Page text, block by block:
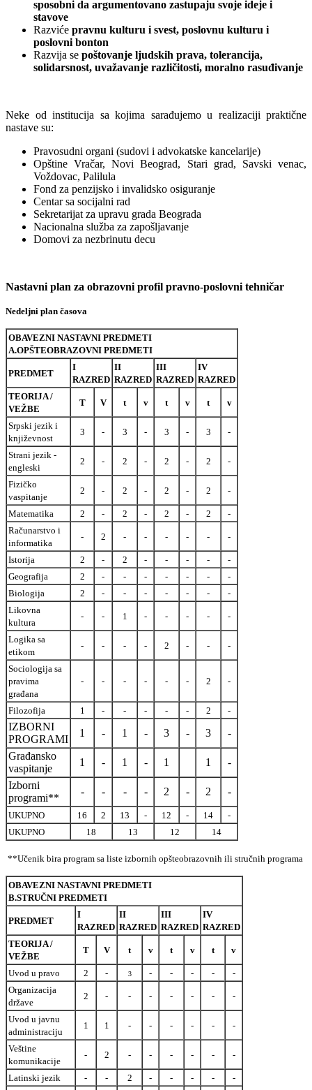
sposobni da argumentovano zastupaju svoje ideje i
stavove
Razviće pravnu kulturu i svest, poslovnu kulturu i
poslovni bonton
Razvija se poštovanje ljudskih prava, tolerancija,
solidarsnost, uvažavanje različitosti, moralno rasuđivanje
Neke od institucija sa kojima sarađujemo u realizaciji praktične
nastave su:
Pravosudni organi (sudovi i advokatske kancelarije)
Opštine Vračar, Novi Beograd, Stari grad, Savski venac,
Voždovac, Palilula
Fond za penzijsko i invalidsko osiguranje
Centar sa socijalni rad
Sekretarijat za upravu grada Beograda
Nacionalna služba za zapošljavanje
Domovi za nezbrinutu decu
Nastavni plan za obrazovni profil pravno-poslovni tehničar
Nedeljni plan časova
OBAVEZNI NASTAVNI PREDMETI
A.OPŠTEOBRAZOVNI PREDMETI
PREDMET
I
RAZRED
II
RAZRED
III
RAZRED
IV
RAZRED
TEORIJA /
VEŽBE
T V t v t v t v
Srpski jezik i
književnost
3 - 3 - 3 - 3 -
Strani jezik -
engleski
2 - 2 - 2 - 2 -
Fizičko
vaspitanje
2 - 2 - 2 - 2 -
Matematika 2 - 2 - 2 - 2
-
Računarstvo i
informatika
- 2 - - - - - -
Istorija 2 - 2 - - - -
-
Geografija
2 - - - - - -
-
Biologija
2 - - - - - -
-
Likovna
kultura
- - 1 - - - - -
Logika sa
etikom
- - - - 2 - - -
Sociologija sa
pravima
građana
- - - - - - 2 -
Filozofija 1 - - - - - 2 -
IZBORNI
PROGRAMI
1 - 1 - 3 - 3
-
Građansko
vaspitanje
1 - 1 - 1 1
-
Izborni
programi**
- - - - 2 - 2 -
UKUPNO 16 2 13 - 12 - 14
-
UKUPNO
18 13 12 14
**Učenik bira program sa liste izbornih opšteobrazovnih ili stručnih programa
OBAVEZNI NASTAVNI PREDMETI
B.STRUČNI PREDMETI
PREDMET
I
RAZRED
II
RAZRED
III
RAZRED
IV
RAZRED
TEORIJA /
VEŽBE
T V t v t v t v
Uvod u pravo 2 - 3 - - - -
-
Organizacija
države
2 - - - - - - -
Uvod u javnu
administraciju
1 1 - - - - - -
Veštine
komunikacije
- 2 - - - - - -
Latinski jezik - - 2 - - - -
-